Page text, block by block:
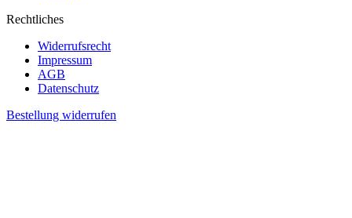
Rechtliches
Widerrufsrecht
Impressum
AGB
Datenschutz
Bestellung widerrufen